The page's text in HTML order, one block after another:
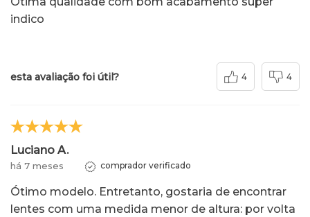
indico
esta avaliação foi útil? 4 4
Luciano A.
há 7 meses comprador verificado
Ótimo modelo. Entretanto, gostaria de encontrar
lentes com uma medida menor de altura: por volta